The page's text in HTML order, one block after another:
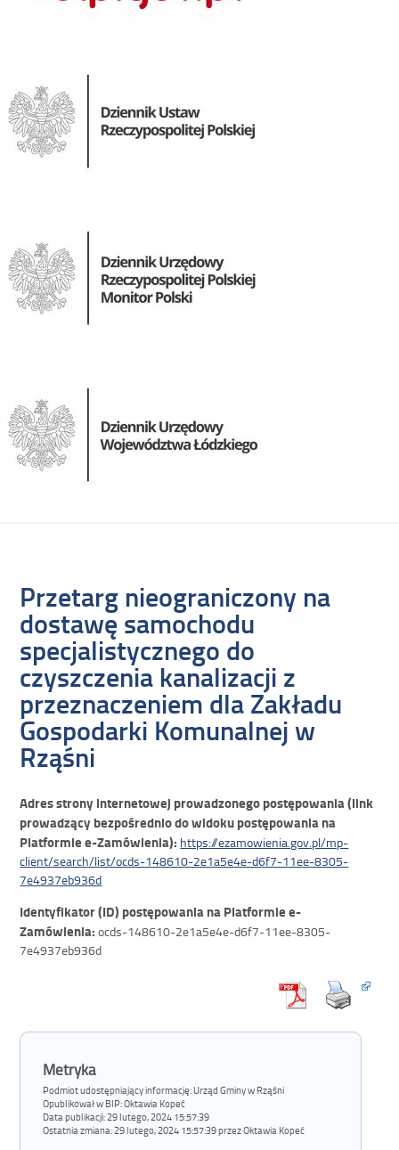
Przetarg nieograniczony na
dostawę samochodu
specjalistycznego do
czyszczenia kanalizacji z
przeznaczeniem dla Zakładu
Gospodarki Komunalnej w
Rząśni
Adres strony internetowej prowadzonego postępowania (link
prowadzący bezpośrednio do widoku postępowania na
Platformie e-Zamówienia): https://ezamowienia.gov.pl/mp-
client/search/list/ocds-148610-2e1a5e4e-d6f7-11ee-8305-
7e4937eb936d
Identyfikator (ID) postępowania na Platformie e-
Zamówienia: ocds-148610-2e1a5e4e-d6f7-11ee-8305-
7e4937eb936d
Metryka
Podmiot udostępniający informację: Urząd Gminy w Rząśni
Opublikował w BIP:Oktawia Kopeć
Data publikacji:29 lutego, 2024 15:57:39
Ostatnia zmiana:29 lutego, 2024 15:57:39 przez Oktawia Kopeć